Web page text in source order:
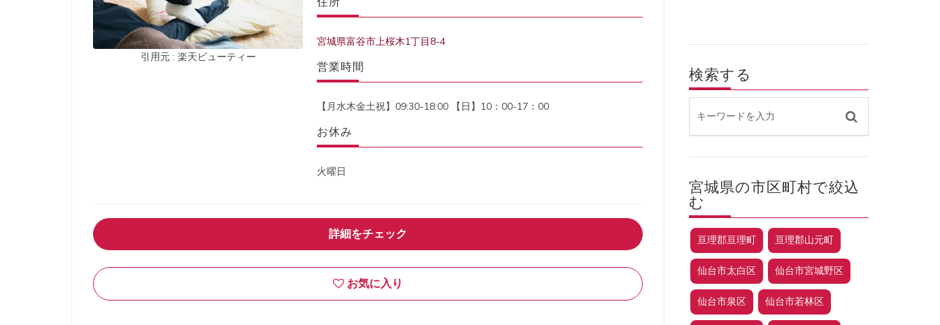
引用元 : 楽天ビューティー
宮城県富谷市上桜木1丁目8-4
営業時間
【月水木金土祝】09:30-18:00 【日】10：00-17：00
お休み
火曜日
詳細をチェック
お気に入り
検索する
宮城県の市区町村で絞込
む
亘理郡亘理町 亘理郡山元町
仙台市太白区 仙台市宮城野区
仙台市泉区 仙台市若林区